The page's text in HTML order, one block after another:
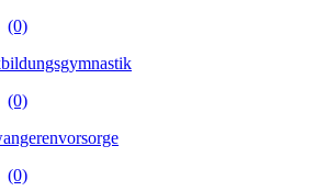
(0)
(0)
(0)